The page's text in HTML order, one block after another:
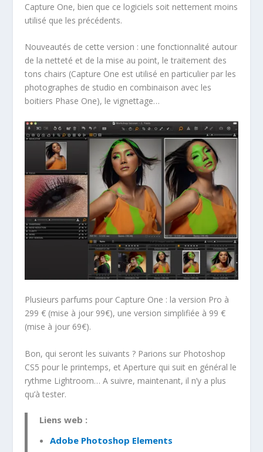
Capture One, bien que ce logiciels soit nettement moins
utilisé que les précédents.
Nouveautés de cette version : une fonctionnalité autour
de la netteté et de la mise au point, le traitement des
tons chairs (Capture One est utilisé en particulier par les
photographes de studio en combinaison avec les
boitiers Phase One), le vignettage…
Plusieurs parfums pour Capture One : la version Pro à
299 € (mise à jour 99€), une version simplifiée à 99 €
(mise à jour 69€).
Bon, qui seront les suivants ? Parions sur Photoshop
CS5 pour le printemps, et Aperture qui suit en général le
rythme Lightroom… A suivre, maintenant, il n’y a plus
qu’à tester.
Liens web :
Adobe Photoshop Elements